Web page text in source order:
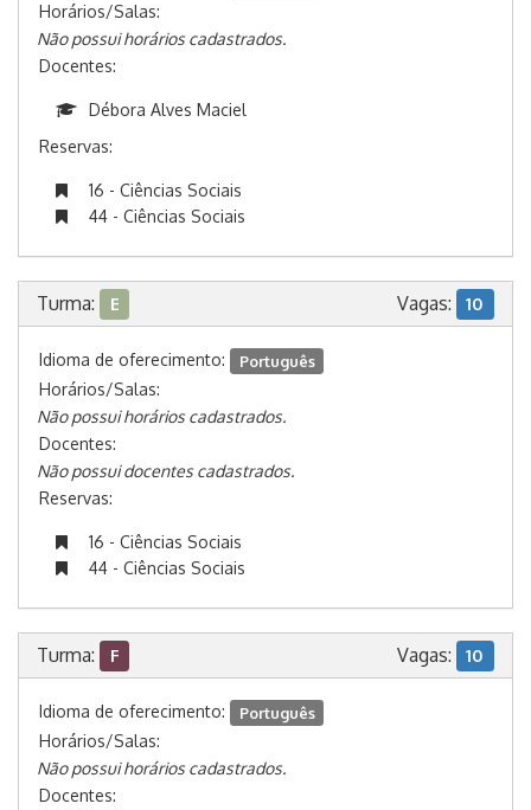
Horários/Salas:
Não possui horários cadastrados.
Docentes:
Débora Alves Maciel
Reservas:
16 - Ciências Sociais
44 - Ciências Sociais
Turma: E Vagas: 10
Idioma de oferecimento: Português
Horários/Salas:
Não possui horários cadastrados.
Docentes:
Não possui docentes cadastrados.
Reservas:
16 - Ciências Sociais
44 - Ciências Sociais
Turma: F Vagas: 10
Idioma de oferecimento: Português
Horários/Salas:
Não possui horários cadastrados.
Docentes: